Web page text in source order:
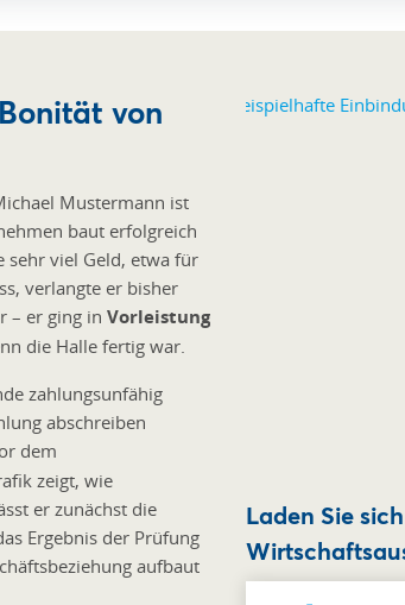
von
Mustermann ist
baut erfolgreich
sehr viel Geld, etwa für
verlangte er bisher
– er ging in Vorleistung
die Halle fertig war.
zahlungsunfähig
abschreiben
dem
zeigt, wie
er zunächst die
Ergebnis der Prüfung
aufbaut
Laden Sie